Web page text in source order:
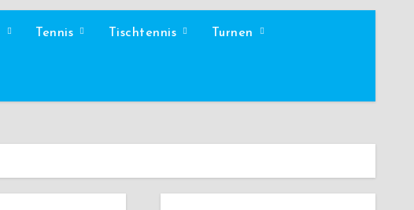
Tennis Tischtennis Turnen